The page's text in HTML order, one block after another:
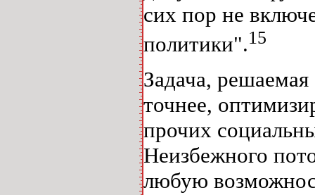
сих пор не
политики".15
Задача,
точнее,
прочих
Неизбежного
любую